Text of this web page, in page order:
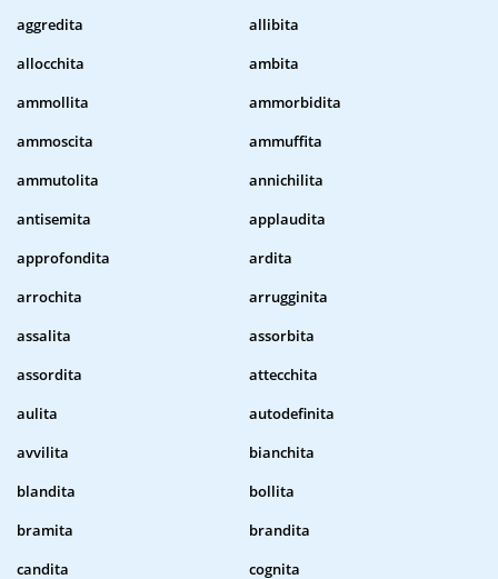
aggredita
allibita
allocchita
ambita
ammollita
ammorbidita
ammoscita
ammuffita
ammutolita
annichilita
antisemita
applaudita
approfondita
ardita
arrochita
arrugginita
assalita
assorbita
assordita
attecchita
aulita
autodefinita
avvilita
bianchita
blandita
bollita
bramita
brandita
candita
cognita